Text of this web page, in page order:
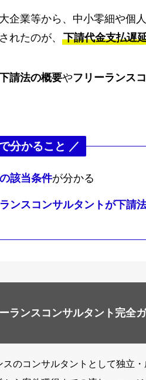
企業等から、中小零細や個
れたのが、 下請代金支払遅
請法の概要やフリーランス
分かること ／
該当条件が分かる
ンスコンサルタントが下請
ランスコンサルタント完全
スのコンサルタントとして独立